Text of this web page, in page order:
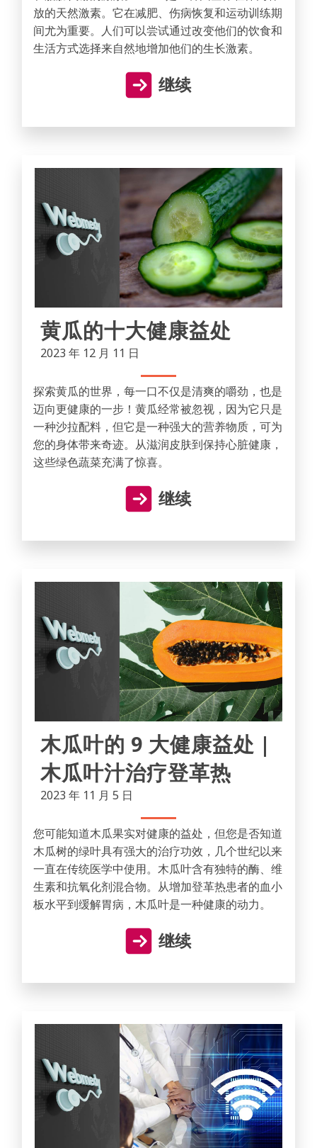
放的天然激素。它在减肥、伤病恢复和运动训练期
间尤为重要。人们可以尝试通过改变他们的饮食和
生活方式选择来自然地增加他们的生长激素。
继续
黄瓜的十大健康益处
2023 年 12 月 11 日
探索黄瓜的世界，每一口不仅是清爽的嚼劲，也是
迈向更健康的一步！黄瓜经常被忽视，因为它只是
一种沙拉配料，但它是一种强大的营养物质，可为
您的身体带来奇迹。从滋润皮肤到保持心脏健康，
这些绿色蔬菜充满了惊喜。
继续
木瓜叶的 9 大健康益处 |
木瓜叶汁治疗登革热
2023 年 11 月 5 日
您可能知道木瓜果实对健康的益处，但您是否知道
木瓜树的绿叶具有强大的治疗功效，几个世纪以来
一直在传统医学中使用。木瓜叶含有独特的酶、维
生素和抗氧化剂混合物。从增加登革热患者的血小
板水平到缓解胃病，木瓜叶是一种健康的动力。
继续